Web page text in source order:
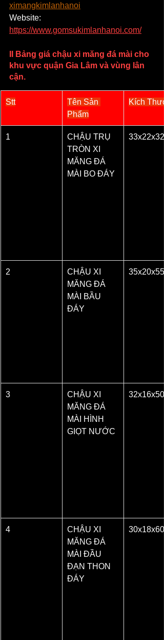
ximangkimlanhanoi
https://www.gomsukimlanhanoi.com/
II Bảng giá chậu xi măng đá mài cho
khu vực quận Gia Lâm và vùng lân
cận.
Stt
Tên Sản
Phẩm
Kích
1
CHẬU TRỤ
TRÒN XI
MĂNG ĐÁ
MÀI BO ĐÁY
33x22x32
2
CHẬU XI
MĂNG ĐÁ
MÀI BẦU
ĐÁY
35x20x55
3
CHẬU XI
MĂNG ĐÁ
MÀI HÌNH
GIỌT NƯỚC
32x16x50
4
CHẬU XI
MĂNG ĐÁ
MÀI ĐẦU
ĐẠN THON
ĐÁY
30x18x60